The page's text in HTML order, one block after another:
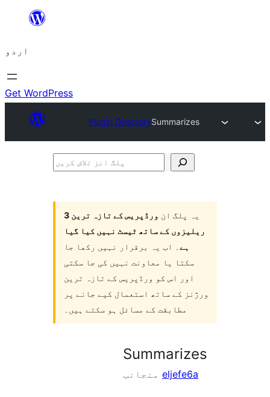
چھوڑیں
پر
جائیں
اردو
Get WordPress
Plugin DirectorySummarizes
پلگ
کریں
یہ پلگ ان
ورڈپریس کے تازہ ترین 3
ریلیزوں کے ساتھ ٹیسٹ نہیں کیا گیا
ہے ۔ اب یہ برقرار نہیں رکھا جا
سکتا یا معاونت نہیں کی جا سکتی
اور اس کو ورڈپریس کے تازہ ترین
ورژنز کے ساتھ استعمال کیے جانے پر
مطابقت کے مسائل ہو سکتے ہیں۔
Summarizes
eljefe6a